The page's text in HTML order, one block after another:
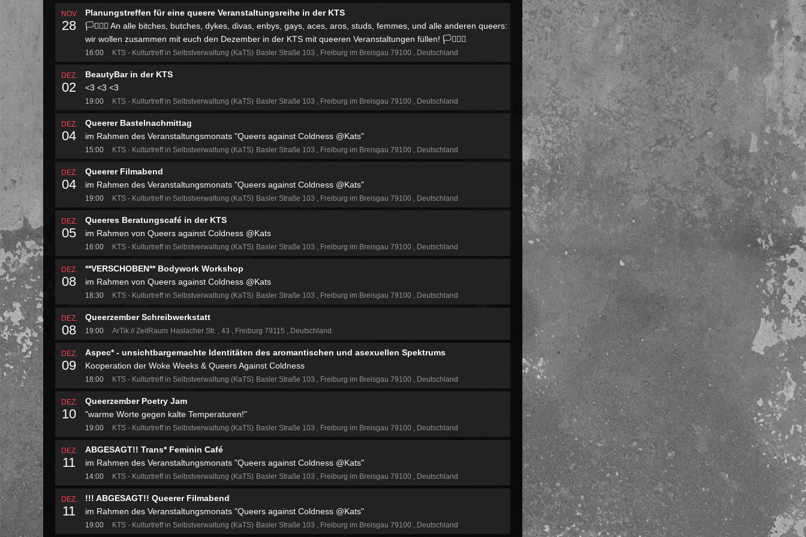
NOV.
28
Planungstreffen für eine queere Veranstaltungsreihe in der KTS
🏳️‍⚧️🏳️‍🌈 An alle bitches, butches, dykes, divas, enbys, gays, aces, aros, studs, femmes, und alle anderen queers:
wir wollen zusammen mit euch den Dezember in der KTS mit queeren Veranstaltungen füllen! 🏳️‍⚧️🏳️‍🌈
16:00 KTS - Kulturtreff in Selbstverwaltung (KaTS) Basler Straße 103 Freiburg im Breisgau 79100 Deutschland
DEZ.
02
BeautyBar in der KTS
<3 <3 <3
19:00 KTS - Kulturtreff in Selbstverwaltung (KaTS) Basler Straße 103 Freiburg im Breisgau 79100 Deutschland
DEZ.
04
Queerer Bastelnachmittag
im Rahmen des Veranstaltungsmonats "Queers against Coldness @Kats"
15:00 KTS - Kulturtreff in Selbstverwaltung (KaTS) Basler Straße 103 Freiburg im Breisgau 79100 Deutschland
DEZ.
04
Queerer Filmabend
im Rahmen des Veranstaltungsmonats "Queers against Coldness @Kats"
19:00 KTS - Kulturtreff in Selbstverwaltung (KaTS) Basler Straße 103 Freiburg im Breisgau 79100 Deutschland
DEZ.
05
Queeres Beratungscafé in der KTS
im Rahmen von Queers against Coldness @Kats
16:00 KTS - Kulturtreff in Selbstverwaltung (KaTS) Basler Straße 103 Freiburg im Breisgau 79100 Deutschland
DEZ.
08
**VERSCHOBEN** Bodywork Workshop
im Rahmen von Queers against Coldness @Kats
18:30 KTS - Kulturtreff in Selbstverwaltung (KaTS) Basler Straße 103 Freiburg im Breisgau 79100 Deutschland
DEZ.
08
Queerzember Schreibwerkstatt
19:00 ArTik // ZeitRaum Haslacher Str. 43 Freiburg 79115 Deutschland
DEZ.
09
Aspec* - unsichtbargemachte Identitäten des aromantischen und asexuellen Spektrums
Kooperation der Woke Weeks & Queers Against Coldness
18:00 KTS - Kulturtreff in Selbstverwaltung (KaTS) Basler Straße 103 Freiburg im Breisgau 79100 Deutschland
DEZ.
10
Queerzember Poetry Jam
"warme Worte gegen kalte Temperaturen!"
19:00 KTS - Kulturtreff in Selbstverwaltung (KaTS) Basler Straße 103 Freiburg im Breisgau 79100 Deutschland
DEZ.
11
ABGESAGT!! Trans* Feminin Café
im Rahmen des Veranstaltungsmonats "Queers against Coldness @Kats"
14:00 KTS - Kulturtreff in Selbstverwaltung (KaTS) Basler Straße 103 Freiburg im Breisgau 79100 Deutschland
DEZ.
11
!!! ABGESAGT!! Queerer Filmabend
im Rahmen des Veranstaltungsmonats "Queers against Coldness @Kats"
19:00 KTS - Kulturtreff in Selbstverwaltung (KaTS) Basler Straße 103 Freiburg im Breisgau 79100 Deutschland